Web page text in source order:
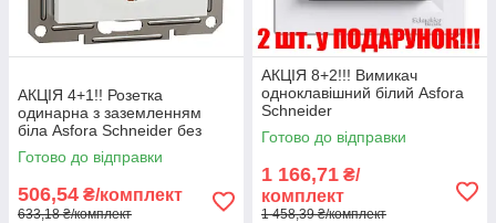
АКЦІЯ 4+1!! Розетка
одинарна з заземленням
біла Asfora Schneider без
рамки
Готово до відправки
506,54 ₴/комплект
633,18 ₴/комплект
АКЦІЯ 8+2!!! Вимикач
одноклавішний білий Asfora
Schneider
Готово до відправки
1 166,71 ₴/
комплект
1 458,39 ₴/комплект